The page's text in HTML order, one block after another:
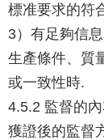
標准要求的符
3）有足夠信
生產條件、質
或一致性時.
4.5.2 監督的
獲證後的監督